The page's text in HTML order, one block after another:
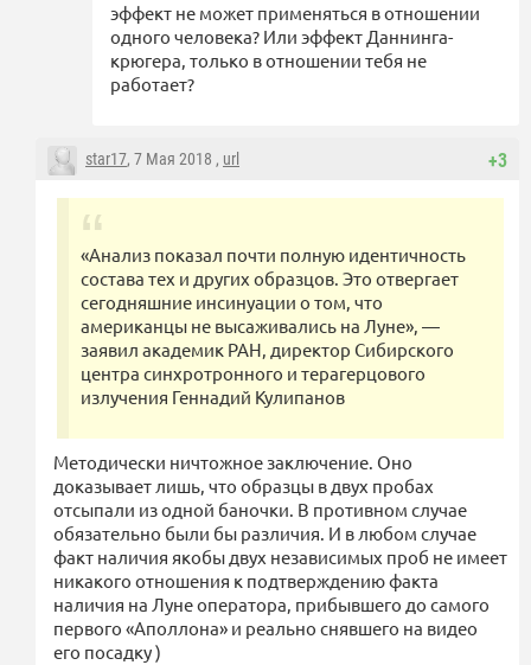
эффект не может применяться в отношении
одного человека? Или эффект Даннинга-
крюгера, только в отношении тебя не
работает?
+3
star17, 7 Мая 2018 , url
«Анализ показал почти полную идентичность
состава тех и других образцов. Это отвергает
сегодняшние инсинуации о том, что
американцы не высаживались на Луне», —
заявил академик РАН, директор Сибирского
центра синхротронного и терагерцового
излучения Геннадий Кулипанов
Методически ничтожное заключение. Оно
доказывает лишь, что образцы в двух пробах
отсыпали из одной баночки. В противном случае
обязательно были бы различия. И в любом случае
факт наличия якобы двух независимых проб не имеет
никакого отношения к подтверждению факта
наличия на Луне оператора, прибывшего до самого
первого «Аполлона» и реально снявшего на видео
его посадку )